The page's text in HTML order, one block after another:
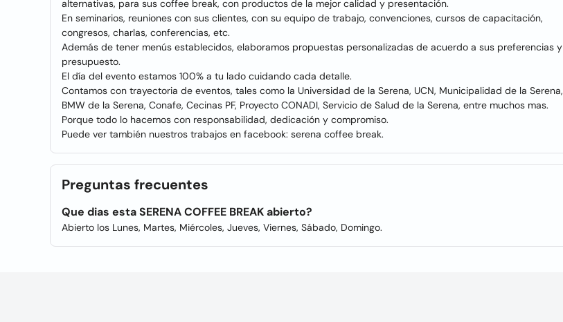
alternativas, para sus coffee break, con productos de la mejor calidad y presentación.
En seminarios, reuniones con sus clientes, con su equipo de trabajo, convenciones, cursos de capacitación,
congresos, charlas, conferencias, etc.
Además de tener menús establecidos, elaboramos propuestas personalizadas de acuerdo a sus preferencias y
presupuesto.
El día del evento estamos 100% a tu lado cuidando cada detalle.
Contamos con trayectoria de eventos, tales como la Universidad de la Serena, UCN, Municipalidad de la Serena,
BMW de la Serena, Conafe, Cecinas PF, Proyecto CONADI, Servicio de Salud de la Serena, entre muchos mas.
Porque todo lo hacemos con responsabilidad, dedicación y compromiso.
Puede ver también nuestros trabajos en facebook: serena coffee break.
Preguntas frecuentes
Que dias esta SERENA COFFEE BREAK abierto?
Abierto los Lunes, Martes, Miércoles, Jueves, Viernes, Sábado, Domingo.